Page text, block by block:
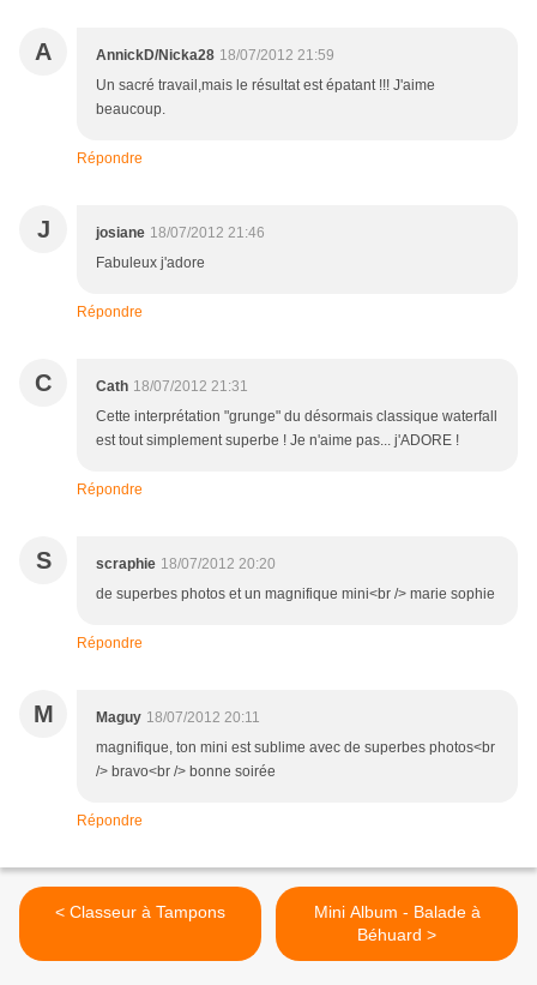
A AnnickD/Nicka28 18/07/2012 21:59
Un sacré travail,mais le résultat est épatant !!! J'aime
beaucoup.
Répondre
J josiane 18/07/2012 21:46
Fabuleux j'adore
Répondre
C Cath 18/07/2012 21:31
Cette interprétation "grunge" du désormais classique waterfall
est tout simplement superbe ! Je n'aime pas... j'ADORE !
Répondre
S scraphie 18/07/2012 20:20
de superbes photos et un magnifique mini<br /> marie sophie
Répondre
M Maguy 18/07/2012 20:11
magnifique, ton mini est sublime avec de superbes photos<br
/> bravo<br /> bonne soirée
Répondre
< Classeur à Tampons
Mini Album - Balade à
Béhuard >